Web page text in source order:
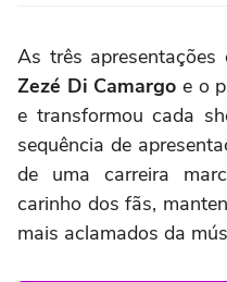
As três
Zezé Di Camargo e o
e transformou cada
sequência de
de uma carreira
carinho dos fãs,
mais aclamados da